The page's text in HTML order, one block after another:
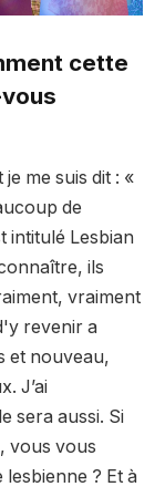
cette
me suis dit : «
de
intitulé Lesbian
ils
vraiment
revenir a
et nouveau,
J’ai
sera aussi. Si
vous vous
? Et à